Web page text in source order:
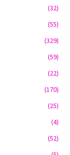
(32)
(55)
(329)
(59)
(22)
(170)
(25)
(4)
(52)